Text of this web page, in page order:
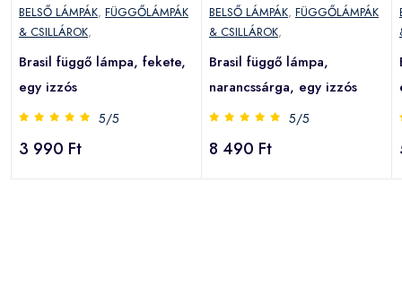
BELSŐ LÁMPÁK, FÜGGŐLÁMPÁK
& CSILLÁROK,
Brasil függő lámpa, fekete,
egy izzós
5/5
3 990 Ft
BELSŐ LÁMPÁK, FÜGGŐLÁMPÁK
& CSILLÁROK,
Brasil függő lámpa,
narancssárga, egy izzós
5/5
8 490 Ft